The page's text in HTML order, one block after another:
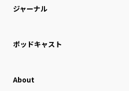
ジャーナル
ポッドキャスト
About